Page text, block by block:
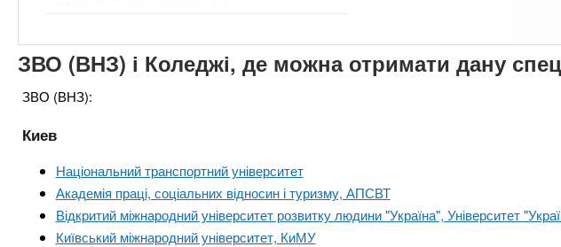
ЗВО (ВНЗ) і Коледжі, де можна отримати дану
ЗВО (ВНЗ):
Киев
Національний транспортний університет
Академія праці, соціальних відносин і туризму, АПСВТ
Відкритий міжнародний університет розвитку людини "Україна", Університет
Київський міжнародний університет, КиМУ